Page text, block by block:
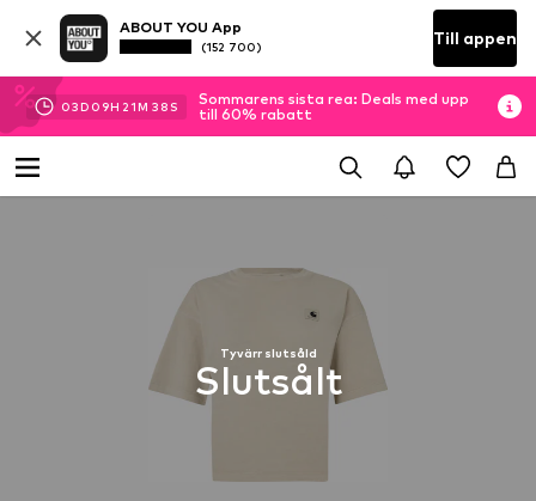
ABOUT YOU App
(152 700) Till appen
03D 09H 21M 37 S
Sommarens sista rea: Deals med upp
till 60% rabatt
Tyvärr slutsåld
Slutsålt